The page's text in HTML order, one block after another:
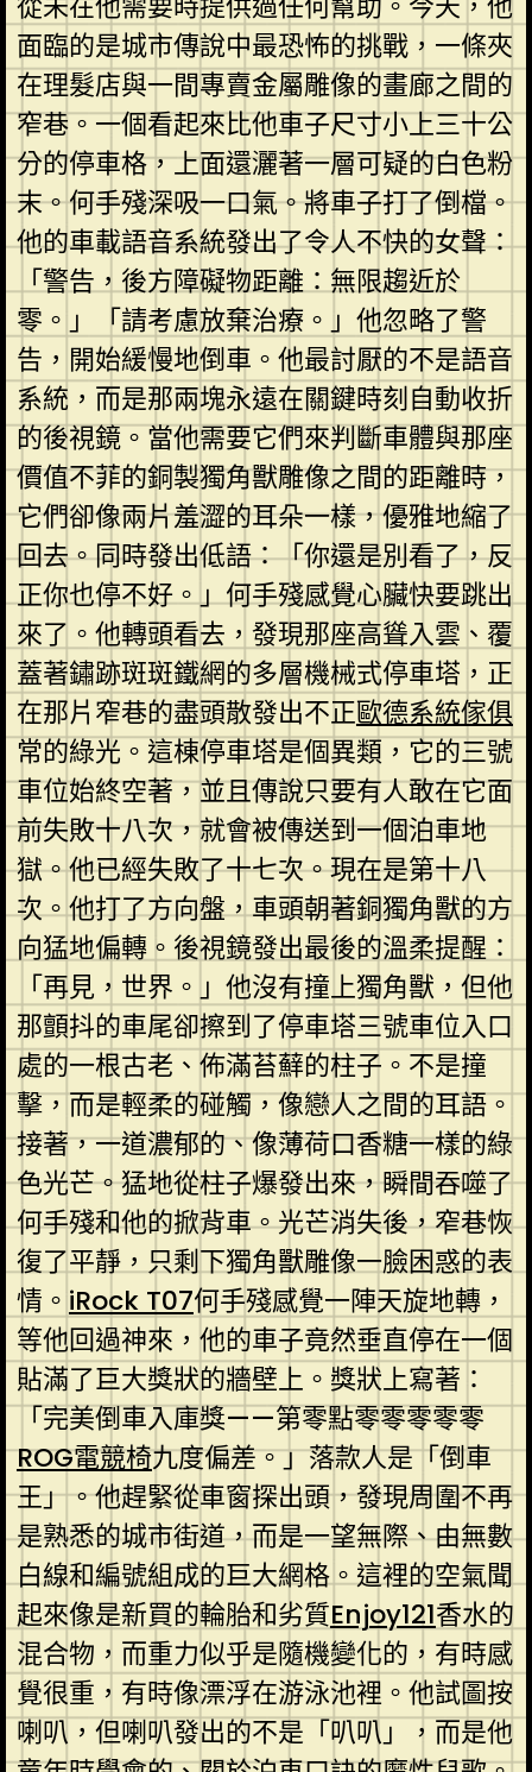
面臨的是城市傳說中最恐怖的挑戰，一條夾
在理髮店與一間專賣金屬雕像的畫廊之間的
窄巷。一個看起來比他車子尺寸小上三十公
分的停車格，上面還灑著一層可疑的白色粉
末。何手殘深吸一口氣。將車子打了倒檔。
他的車載語音系統發出了令人不快的女聲：
「警告，後方障礙物距離：無限趨近於
零。」「請考慮放棄治療。」他忽略了警
告，開始緩慢地倒車。他最討厭的不是語音
系統，而是那兩塊永遠在關鍵時刻自動收折
的後視鏡。當他需要它們來判斷車體與那座
價值不菲的銅製獨角獸雕像之間的距離時，
它們卻像兩片羞澀的耳朵一樣，優雅地縮了
回去。同時發出低語：「你還是別看了，反
正你也停不好。」何手殘感覺心臟快要跳出
來了。他轉頭看去，發現那座高聳入雲、覆
蓋著鏽跡斑斑鐵網的多層機械式停車塔，正
在那片窄巷的盡頭散發出不正歐德系統傢俱
常的綠光。這棟停車塔是個異類，它的三號
車位始終空著，並且傳說只要有人敢在它面
前失敗十八次，就會被傳送到一個泊車地
獄。他已經失敗了十七次。現在是第十八
次。他打了方向盤，車頭朝著銅獨角獸的方
向猛地偏轉。後視鏡發出最後的溫柔提醒：
「再見，世界。」他沒有撞上獨角獸，但他
那顫抖的車尾卻擦到了停車塔三號車位入口
處的一根古老、佈滿苔蘚的柱子。不是撞
擊，而是輕柔的碰觸，像戀人之間的耳語。
接著，一道濃郁的、像薄荷口香糖一樣的綠
色光芒。猛地從柱子爆發出來，瞬間吞噬了
何手殘和他的掀背車。光芒消失後，窄巷恢
復了平靜，只剩下獨角獸雕像一臉困惑的表
情。 iRock T07何手殘感覺一陣天旋地轉，
等他回過神來，他的車子竟然垂直停在一個
貼滿了巨大獎狀的牆壁上。獎狀上寫著：
「完美倒車入庫獎——第零點零零零零零
ROG電競椅九度偏差。」落款人是「倒車
王」。他趕緊從車窗探出頭，發現周圍不再
是熟悉的城市街道，而是一望無際、由無數
白線和編號組成的巨大網格。這裡的空氣聞
起來像是新買的輪胎和劣質Enjoy121香水的
混合物，而重力似乎是隨機變化的，有時感
覺很重，有時像漂浮在游泳池裡。他試圖按
喇叭，但喇叭發出的不是「叭叭」，而是他